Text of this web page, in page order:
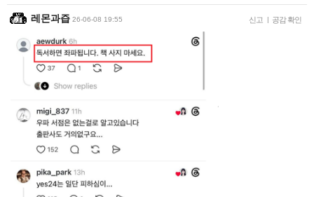
레몬과즙 26-06-08 19:55 신고 | 공감 확인